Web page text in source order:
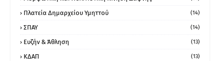
Πλατεία Δημαρχείου Υμηττού (14)
ΣΠΑΥ (14)
Ευζήν & Άθληση (13)
ΚΔΑΠ (13)